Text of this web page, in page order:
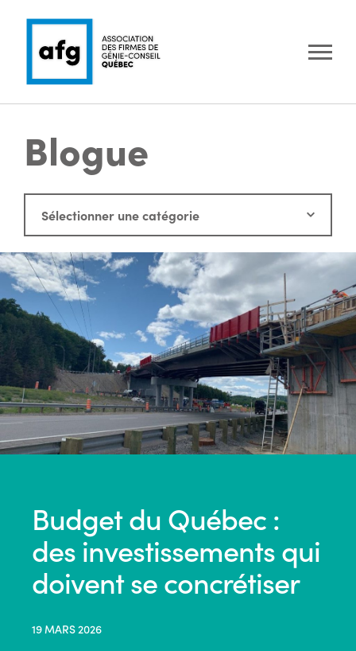
Blogue
Budget du Québec :
des investissements qui
doivent se concrétiser
19 MARS 2026